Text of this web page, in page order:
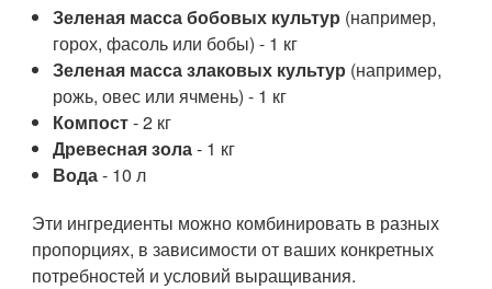
Зеленая масса бобовых культур (например,
горох, фасоль или бобы) - 1 кг
Зеленая масса злаковых культур (например,
рожь, овес или ячмень) - 1 кг
Компост- 2 кг
Древесная зола- 1 кг
Вода- 10 л
Эти ингредиенты можно комбинировать в разных
пропорциях, в зависимости от ваших конкретных
потребностей и условий выращивания.